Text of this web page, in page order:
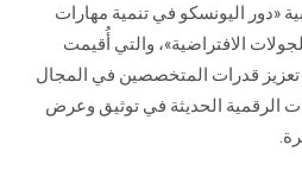
«دور اليونسكو في تنمية مهارات
الافتراضية»، والتي أُقيمت
قدرات المتخصصين في المجال
الرقمية الحديثة في توثيق وعرض